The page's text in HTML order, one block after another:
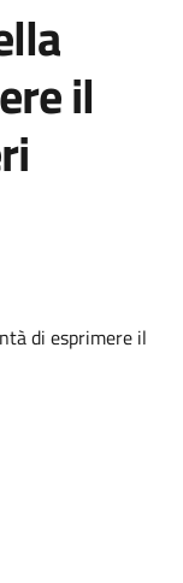
il
di esprimere il